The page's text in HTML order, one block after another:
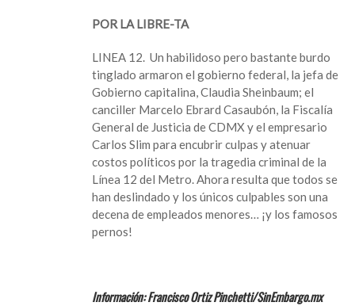
POR LA LIBRE-TA
LINEA 12. Un habilidoso pero bastante burdo
tinglado armaron el gobierno federal, la jefa de
Gobierno capitalina, Claudia Sheinbaum; el
canciller Marcelo Ebrard Casaubón, la Fiscalía
General de Justicia de CDMX y el empresario
Carlos Slim para encubrir culpas y atenuar
costos políticos por la tragedia criminal de la
Línea 12 del Metro. Ahora resulta que todos se
han deslindado y los únicos culpables son una
decena de empleados menores… ¡y los famosos
pernos!
Información: Francisco Ortiz Pinchetti/SinEmbargo.mx